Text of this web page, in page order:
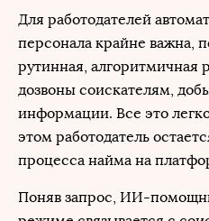
Для работодателей
персонала крайне важна,
рутинная, алгоритмичная
дозвоны соискателям,
информации. Все это
этом работодатель
процесса найма на
Поняв запрос, ИИ-